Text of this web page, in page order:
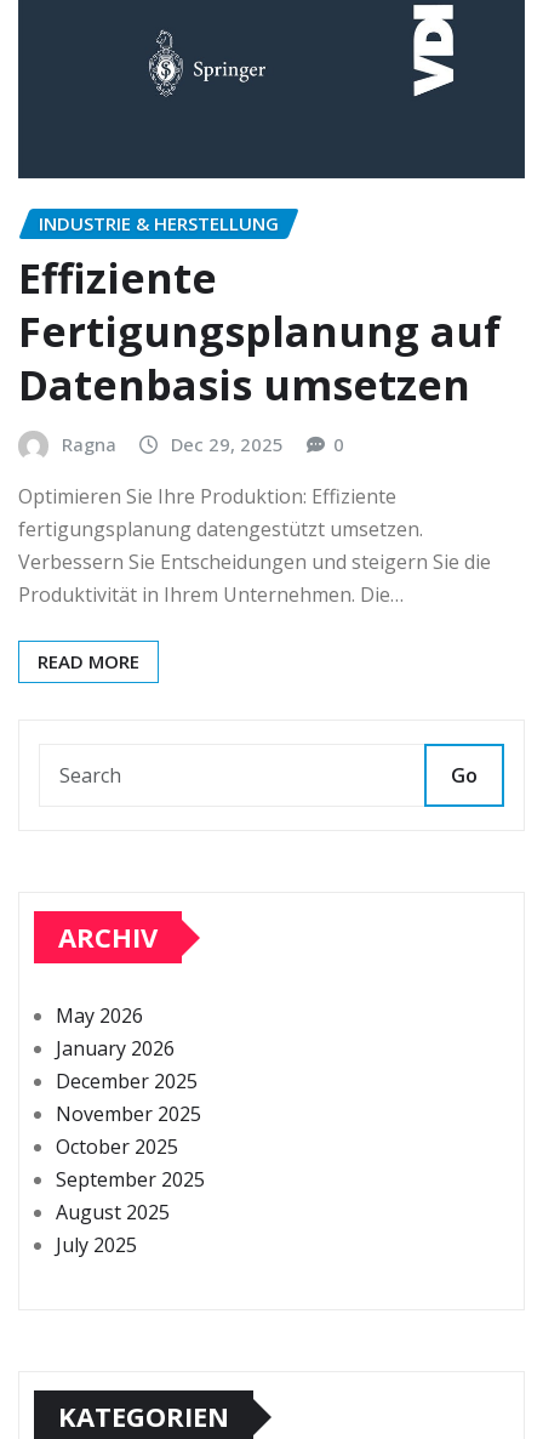
INDUSTRIE & HERSTELLUNG
Effiziente
Fertigungsplanung auf
Datenbasis umsetzen
Ragna Dec 29, 2025 0
Optimieren Sie Ihre Produktion: Effiziente
fertigungsplanung datengestützt umsetzen.
Verbessern Sie Entscheidungen und steigern Sie die
Produktivität in Ihrem Unternehmen. Die…
READ MORE
Go
ARCHIV
May 2026
January 2026
December 2025
November 2025
October 2025
September 2025
August 2025
July 2025
KATEGORIEN